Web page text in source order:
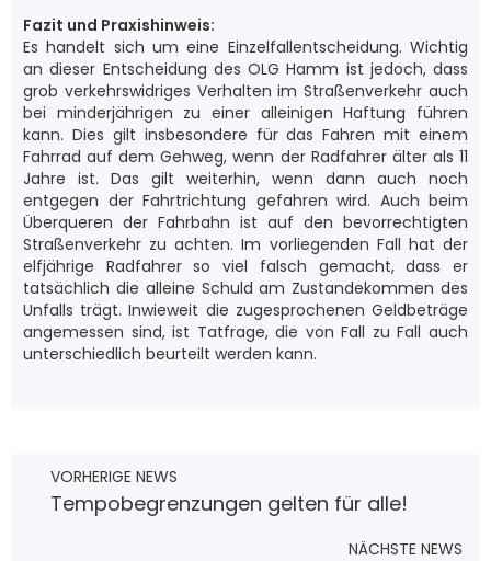
Fazit und Praxishinweis:
Es handelt sich um eine Einzelfallentscheidung. Wichtig
an dieser Entscheidung des OLG Hamm ist jedoch, dass
grob verkehrswidriges Verhalten im Straßenverkehr auch
bei minderjährigen zu einer alleinigen Haftung führen
kann. Dies gilt insbesondere für das Fahren mit einem
Fahrrad auf dem Gehweg, wenn der Radfahrer älter als 11
Jahre ist. Das gilt weiterhin, wenn dann auch noch
entgegen der Fahrtrichtung gefahren wird. Auch beim
Überqueren der Fahrbahn ist auf den bevorrechtigten
Straßenverkehr zu achten. Im vorliegenden Fall hat der
elfjährige Radfahrer so viel falsch gemacht, dass er
tatsächlich die alleine Schuld am Zustandekommen des
Unfalls trägt. Inwieweit die zugesprochenen Geldbeträge
angemessen sind, ist Tatfrage, die von Fall zu Fall auch
unterschiedlich beurteilt werden kann.
VORHERIGE NEWS
Tempobegrenzungen gelten für alle!
NÄCHSTE NEWS